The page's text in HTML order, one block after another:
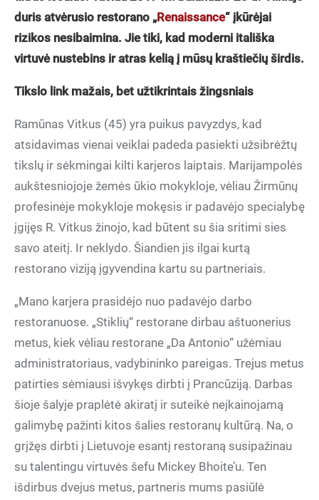
duris atvėrusio restorano „Renaissance“ įkūrėjai
rizikos nesibaimina. Jie tiki, kad moderni itališka
virtuvė nustebins ir atras kelią į mūsų kraštiečių širdis.
Tikslo link mažais, bet užtikrintais žingsniais
Ramūnas Vitkus (45) yra puikus pavyzdys, kad
atsidavimas vienai veiklai padeda pasiekti užsibrėžtų
tikslų ir sėkmingai kilti karjeros laiptais. Marijampolės
aukštesniojoje žemės ūkio mokykloje, vėliau Žirmūnų
profesinėje mokykloje mokęsis ir padavėjo specialybę
įgijęs R. Vitkus žinojo, kad būtent su šia sritimi sies
savo ateitį. Ir neklydo. Šiandien jis ilgai kurtą
restorano viziją įgyvendina kartu su partneriais.
„Mano karjera prasidėjo nuo padavėjo darbo
restoranuose. „Stiklių“ restorane dirbau aštuonerius
metus, kiek vėliau restorane „Da Antonio“ užėmiau
administratoriaus, vadybininko pareigas. Trejus metus
patirties sėmiausi išvykęs dirbti į Prancūziją. Darbas
šioje šalyje praplėtė akiratį ir suteikė neįkainojamą
galimybę pažinti kitos šalies restoranų kultūrą. Na, o
grįžęs dirbti į Lietuvoje esantį restoraną susipažinau
su talentingu virtuvės šefu Mickey Bhoite’u. Ten
išdirbus dvejus metus, partneris mums pasiūlė